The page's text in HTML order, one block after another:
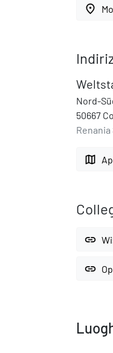
place
Nord-
50667
map
link
link